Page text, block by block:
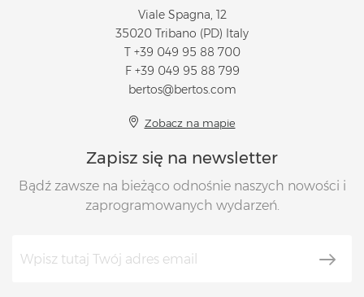
Viale Spagna, 12
35020 Tribano (PD) Italy
T +39 049 95 88 700
F +39 049 95 88 799
bertos@bertos.com
Zobacz na mapie
Zapisz się na newsletter
Bądź zawsze na bieżąco odnośnie naszych nowości i
zaprogramowanych wydarzeń.